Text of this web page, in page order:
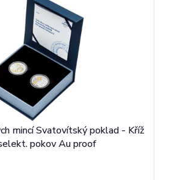
mincí Svatovítský poklad - Kříž
pokov Au proof